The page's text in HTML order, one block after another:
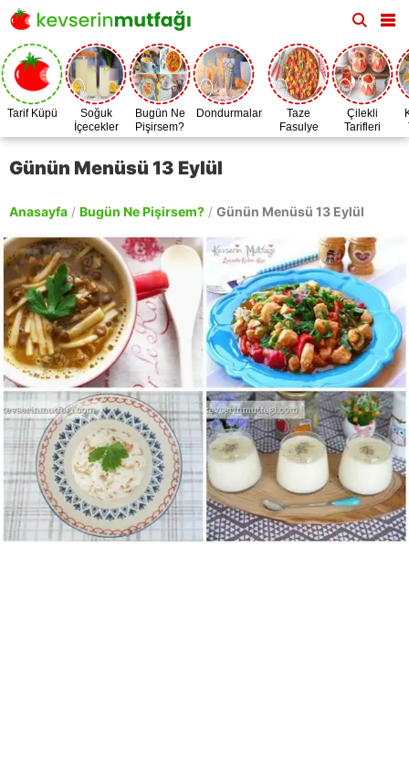
Tarif Küpü
Soğuk
İçecekler
Bugün Ne
Pişirsem?
Dondurmalar
Taze
Fasulye
Zamanı
Çilekli
Tarifleri
Günün Menüsü 13 Eylül
Anasayfa / Bugün Ne Pişirsem? / Günün Menüsü 13 Eylül